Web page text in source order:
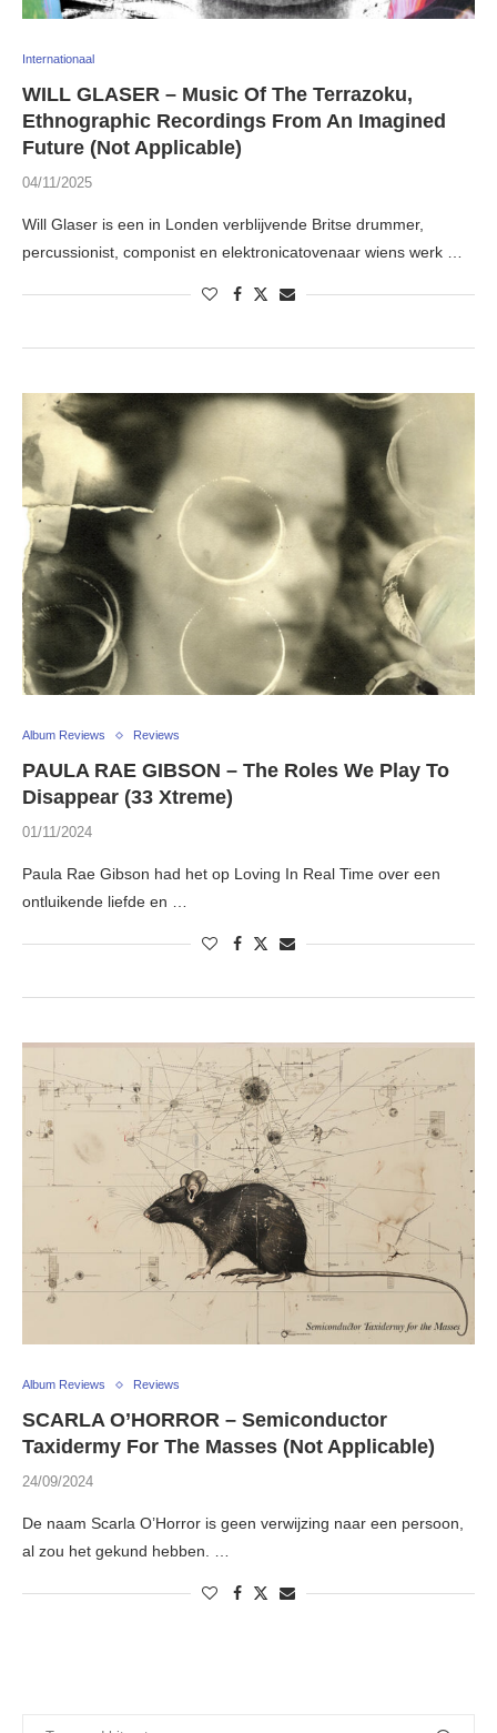
Internationaal
WILL GLASER – Music Of The Terrazoku,
Ethnographic Recordings From An Imagined
Future (Not Applicable)
04/11/2025
Will Glaser is een in Londen verblijvende Britse drummer,
percussionist, componist en elektronicatovenaar wiens werk …
Album Reviews Reviews
PAULA RAE GIBSON – The Roles We Play To
Disappear (33 Xtreme)
01/11/2024
Paula Rae Gibson had het op Loving In Real Time over een
ontluikende liefde en …
Album Reviews Reviews
SCARLA O’HORROR – Semiconductor
Taxidermy For The Masses (Not Applicable)
24/09/2024
De naam Scarla O’Horror is geen verwijzing naar een persoon,
al zou het gekund hebben. …